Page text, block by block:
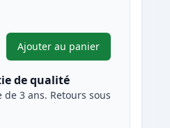
pour ajuster
Ajouter au panier
,Canon 718
de qualité
de 3 ans. Retours sous